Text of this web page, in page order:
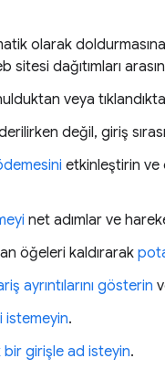
olarak
sitesi dağıtımları
veya
değil, giriş
etkinleştirin ve
net adımlar ve
öğeleri kaldırarak
ayrıntılarını gösterin
istemeyin.
bir girişle ad isteyin.